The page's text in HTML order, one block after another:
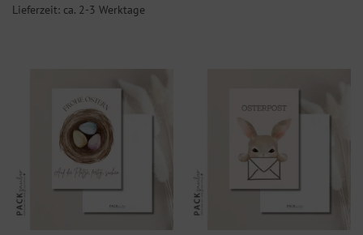
Lieferzeit: ca. 2-3 Werktage